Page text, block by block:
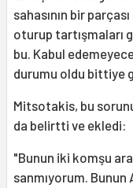
sahasının bir
oturup tartışmaları
bu. Kabul
durumu oldu bittiye
Mitsotakis, bu
da belirtti ve ekledi:
"Bunun iki komşu
sanmıyorum.